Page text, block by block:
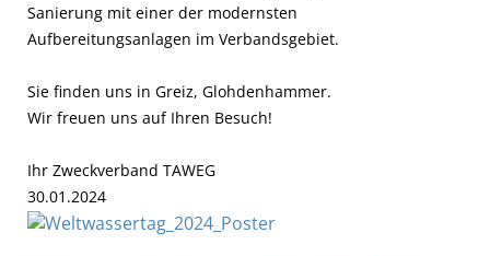
Sanierung mit einer der modernsten
Aufbereitungsanlagen im Verbandsgebiet.
Sie finden uns in Greiz, Glohdenhammer.
Wir freuen uns auf Ihren Besuch!
Ihr Zweckverband TAWEG
30.01.2024